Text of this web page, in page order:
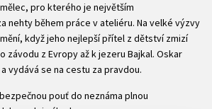
pro kterého je největším
nehty během práce v ateliéru. Na velké výzvy
když jeho nejlepší přítel z dětství zmizí
závodu z Evropy až k jezeru Bajkal. Oskar
vydává se na cestu za pravdou.
pouť do neznáma plnou